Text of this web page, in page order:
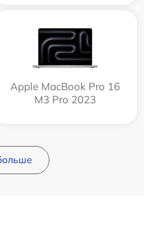
Apple MacBook Pro 16
M3 Pro 2023